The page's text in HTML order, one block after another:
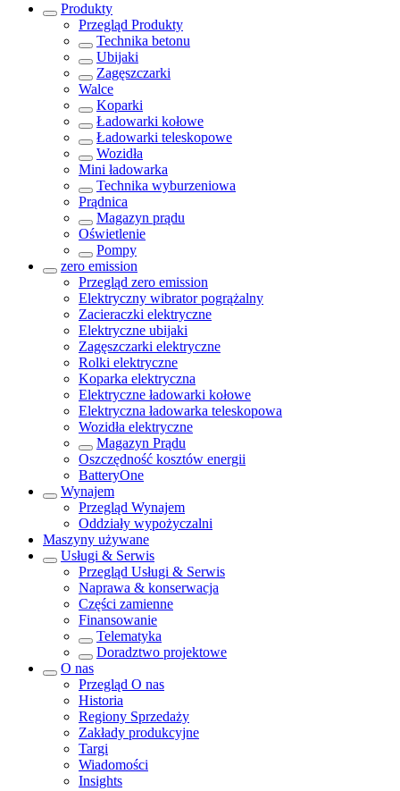
Produkty
Przegląd Produkty
Technika betonu
Ubijaki
Zagęszczarki
Walce
Koparki
Ładowarki kołowe
Ładowarki teleskopowe
Wozidła
Mini ładowarka
Technika wyburzeniowa
Prądnica
Magazyn prądu
Oświetlenie
Pompy
zero emission
Przegląd zero emission
Elektryczny wibrator pogrążalny
Zacieraczki elektryczne
Elektryczne ubijaki
Zagęszczarki elektryczne
Rolki elektryczne
Koparka elektryczna
Elektryczne ładowarki kołowe
Elektryczna ładowarka teleskopowa
Wozidła elektryczne
Magazyn Prądu
Oszczędność kosztów energii
BatteryOne
Wynajem
Przegląd Wynajem
Oddziały wypożyczalni
Maszyny używane
Usługi & Serwis
Przegląd Usługi & Serwis
Naprawa & konserwacja
Części zamienne
Finansowanie
Telematyka
Doradztwo projektowe
O nas
Przegląd O nas
Historia
Regiony Sprzedaży
Zakłady produkcyjne
Targi
Wiadomości
Insights